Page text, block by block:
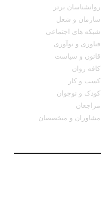
روانشناسان برتر
سازمان و شغل
شبکه های اجتماعی
فناوری و نوآوری
قانون و سیاست
کافه روان
کسب و کار
کودک و نوجوان
مراجعان
مشاوران و متخصصان